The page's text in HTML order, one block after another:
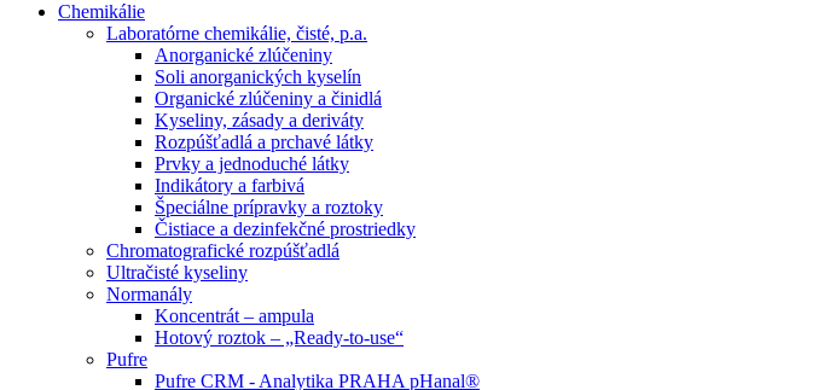
Chemikálie
Laboratórne chemikálie, čisté, p.a.
Anorganické zlúčeniny
Soli anorganických kyselín
Organické zlúčeniny a činidlá
Kyseliny, zásady a deriváty
Rozpúšťadlá a prchavé látky
Prvky a jednoduché látky
Indikátory a farbivá
Špeciálne prípravky a roztoky
Čistiace a dezinfekčné prostriedky
Chromatografické rozpúšťadlá
Ultračisté kyseliny
Normanály
Koncentrát – ampula
Hotový roztok – „Ready-to-use“
Pufre
Pufre CRM - Analytika PRAHA pHanal®